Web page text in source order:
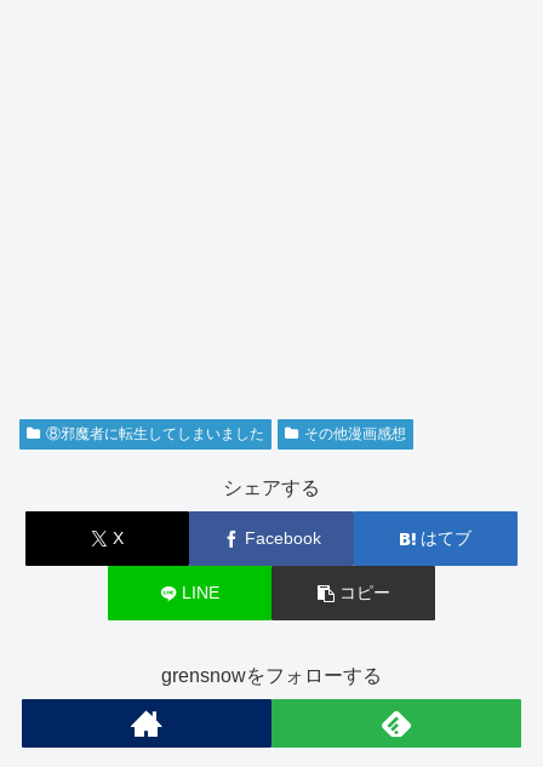
⑧邪魔者に転生してしまいました その他漫画感想
シェアする
X Facebook はてブ
LINE コピー
grensnowをフォローする